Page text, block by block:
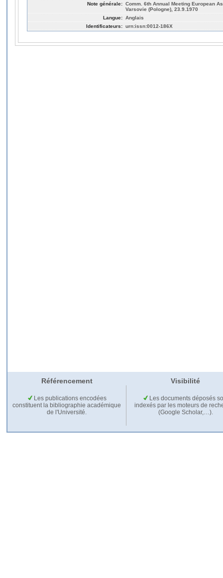
Note générale: Comm. 6th Annual Meeting European
Varsovie (Pologne), 23.9.1970
Langue: Anglais
Identificateurs: urn:issn:0012-186X
Référencement Visibilité
Les publications encodées
constituent la bibliographie académique
de l'Université.
Les documents déposés
indexés par les moteurs de
(Google Scholar,…).